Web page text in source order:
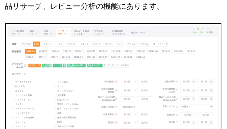
品リサーチ、レビュー分析の機能にあります。